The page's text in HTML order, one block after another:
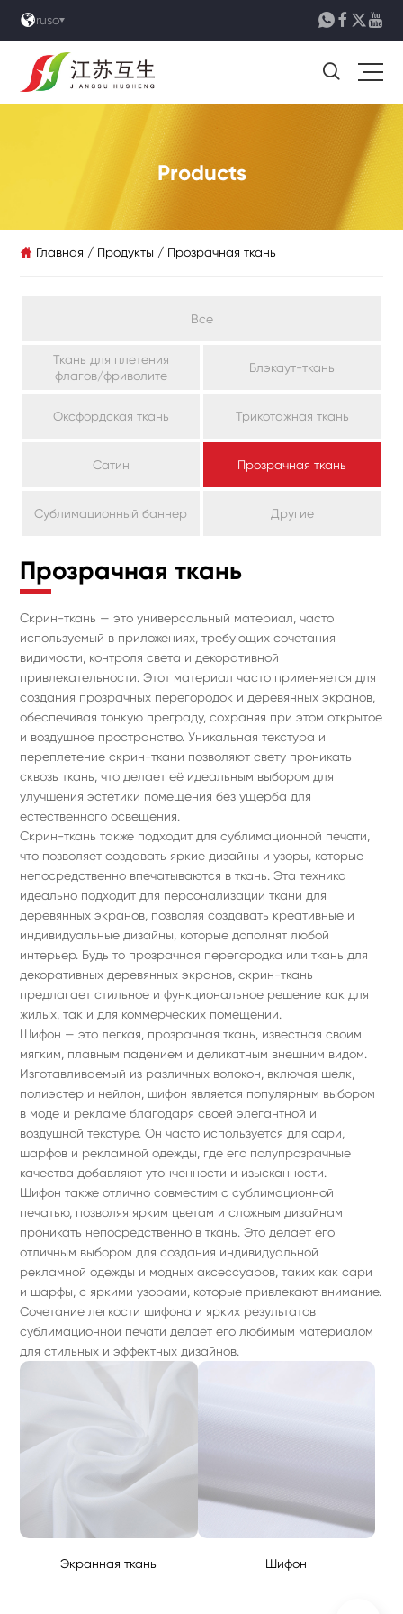
ruso   

Products
 Главная / Продукты / Прозрачная ткань
Все
Ткань для плетения
флагов/фриволите
Блэкаут-ткань
Оксфордская ткань Трикотажная ткань
Сатин Прозрачная ткань
Сублимационный баннер Другие
Прозрачная ткань
Скрин-ткань — это универсальный материал, часто
используемый в приложениях, требующих сочетания
видимости, контроля света и декоративной
привлекательности. Этот материал часто применяется для
создания прозрачных перегородок и деревянных экранов,
обеспечивая тонкую преграду, сохраняя при этом открытое
и воздушное пространство. Уникальная текстура и
переплетение скрин-ткани позволяют свету проникать
сквозь ткань, что делает её идеальным выбором для
улучшения эстетики помещения без ущерба для
естественного освещения.
Скрин-ткань также подходит для сублимационной печати,
что позволяет создавать яркие дизайны и узоры, которые
непосредственно впечатываются в ткань. Эта техника
идеально подходит для персонализации ткани для
деревянных экранов, позволяя создавать креативные и
индивидуальные дизайны, которые дополнят любой
интерьер. Будь то прозрачная перегородка или ткань для
декоративных деревянных экранов, скрин-ткань
предлагает стильное и функциональное решение как для
жилых, так и для коммерческих помещений.
Шифон — это легкая, прозрачная ткань, известная своим
мягким, плавным падением и деликатным внешним видом.
Изготавливаемый из различных волокон, включая шелк,
полиэстер и нейлон, шифон является популярным выбором
в моде и рекламе благодаря своей элегантной и
воздушной текстуре. Он часто используется для сари,
шарфов и рекламной одежды, где его полупрозрачные
качества добавляют утонченности и изысканности.
Шифон также отлично совместим с сублимационной
печатью, позволяя ярким цветам и сложным дизайнам
проникать непосредственно в ткань. Это делает его
отличным выбором для создания индивидуальной
рекламной одежды и модных аксессуаров, таких как сари
и шарфы, с яркими узорами, которые привлекают внимание.
Сочетание легкости шифона и ярких результатов
сублимационной печати делает его любимым материалом
для стильных и эффектных дизайнов.
Экранная ткань Шифон